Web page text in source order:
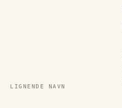
LIGNENDE NAVN